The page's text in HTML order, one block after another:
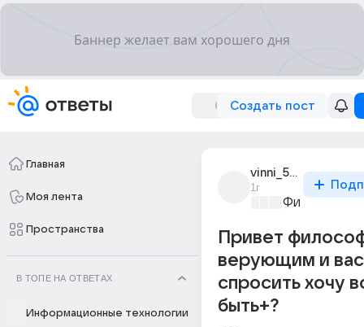
Создать пост
Главная
Моя лента
Пространства
В ТОПЕ НА ОТВЕТАХ
Информационные технологии
vinni_565
1г
Привет
верующим и вас
спросить хочу
быть+?